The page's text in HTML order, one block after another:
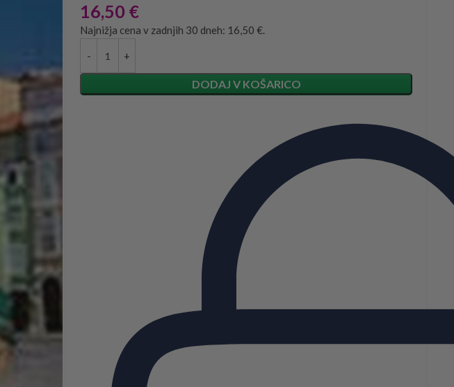
16,50 €
Najnižja cena v zadnjih 30 dneh: 16,50 €.
DODAJ V KOŠARICO